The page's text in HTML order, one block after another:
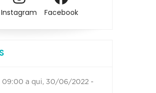
Instagram Facebook
09:00 a qui, 30/06/2022 -